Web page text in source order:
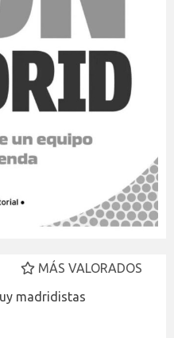
MÁS VALORADOS
madridistas